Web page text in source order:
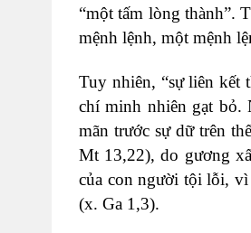
“một tấm lòng thành”.
mệnh lệnh, một mệnh
Tuy nhiên, “sự liên kết
chí minh nhiên gạt bỏ.
mãn trước sự dữ trên
Mt 13,22), do gương
của con người tội lỗi, vì
(x. Ga 1,3).